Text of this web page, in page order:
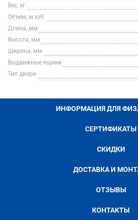
Вес, кг
Объем, м.куб
Длина, мм
Высота, мм
Ширина, мм
Выдвижные ящики
Тип двери
ИНФОРМАЦИЯ ДЛЯ
СЕРТИФИКАТЫ
СКИДКИ
ДОСТАВКА И
ОТЗЫВЫ
КОНТАКТЫ